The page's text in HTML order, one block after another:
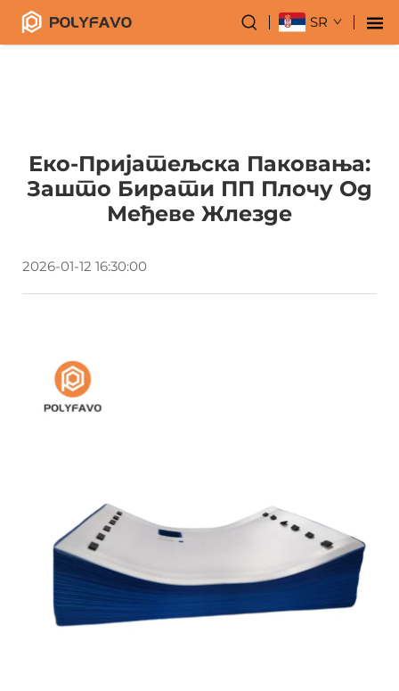
SR
Еко-Пријатељска Паковања:
Зашто Бирати ПП Плочу Од
Међеве Жлезде
2026-01-12 16:30:00